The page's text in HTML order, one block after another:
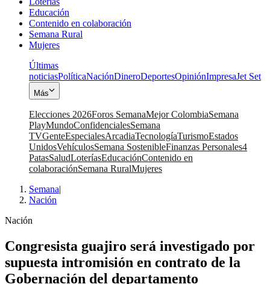
Educación
Contenido en colaboración
Semana Rural
Mujeres
Últimas
noticiasPolíticaNaciónDineroDeportesOpiniónImpresaJet Set
Más
Elecciones 2026Foros SemanaMejor ColombiaSemana
PlayMundoConfidencialesSemana
TVGenteEspecialesArcadiaTecnologíaTurismoEstados
UnidosVehículosSemana SostenibleFinanzas Personales4
PatasSaludLoteríasEducaciónContenido en
colaboraciónSemana RuralMujeres
Semana|
Nación
Nación
Congresista guajiro será investigado por
supuesta intromisión en contrato de la
Gobernación del departamento